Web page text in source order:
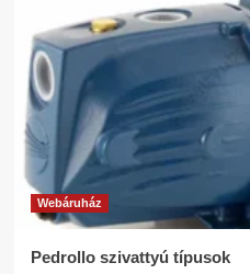
Webáruház
Pedrollo szivattyú típusok